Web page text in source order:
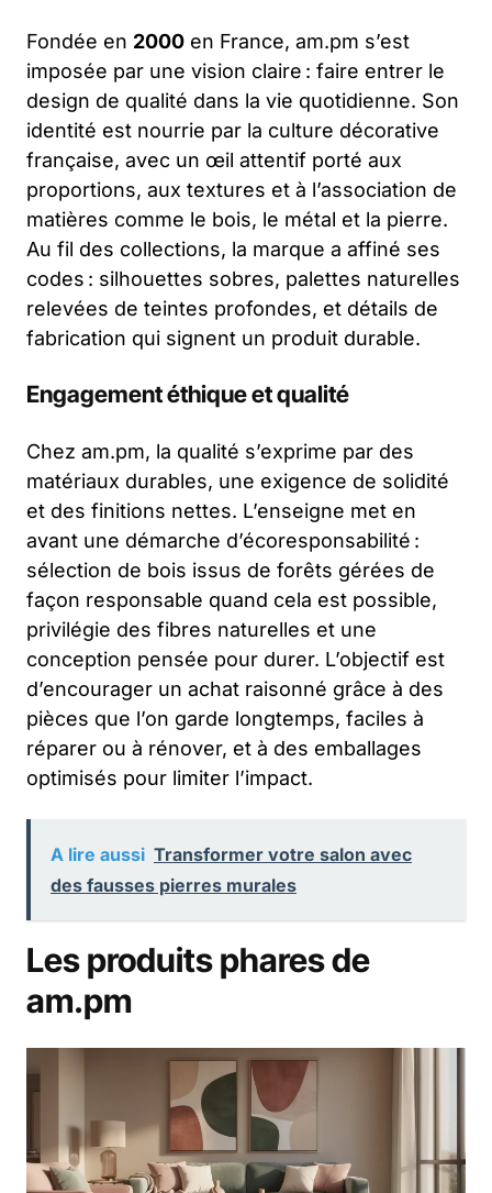
Fondée en 2000 en France, am.pm s’est
imposée par une vision claire : faire entrer le
design de qualité dans la vie quotidienne. Son
identité est nourrie par la culture décorative
française, avec un œil attentif porté aux
proportions, aux textures et à l’association de
matières comme le bois, le métal et la pierre.
Au fil des collections, la marque a affiné ses
codes : silhouettes sobres, palettes naturelles
relevées de teintes profondes, et détails de
fabrication qui signent un produit durable.
Engagement éthique et qualité
Chez am.pm, la qualité s’exprime par des
matériaux durables, une exigence de solidité
et des finitions nettes. L’enseigne met en
avant une démarche d’écoresponsabilité :
sélection de bois issus de forêts gérées de
façon responsable quand cela est possible,
privilégie des fibres naturelles et une
conception pensée pour durer. L’objectif est
d’encourager un achat raisonné grâce à des
pièces que l’on garde longtemps, faciles à
réparer ou à rénover, et à des emballages
optimisés pour limiter l’impact.
A lire aussi Transformer votre salon avec
des fausses pierres murales
Les produits phares de
am.pm